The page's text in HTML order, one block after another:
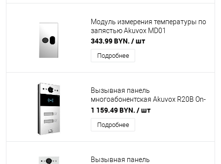
Модуль измерения температуры по
запястью Akuvox MD01
343.99 BYN. / шт
Подробнее
Вызывная панель
многоабонентская Akuvox R20B On-
Wall на 2 абонента
1 159.49 BYN. / шт
Подробнее
Вызывная панель